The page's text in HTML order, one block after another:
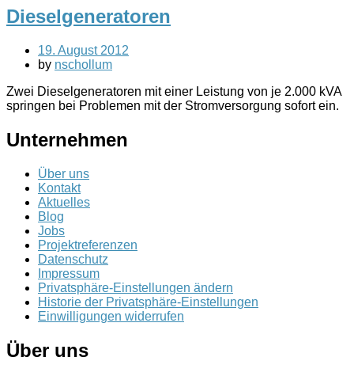
Dieselgeneratoren
19. August 2012
by nschollum
Zwei Dieselgeneratoren mit einer Leistung von je 2.000 kVA
springen bei Problemen mit der Stromversorgung sofort ein.
Unternehmen
Über uns
Kontakt
Aktuelles
Blog
Jobs
Projektreferenzen
Datenschutz
Impressum
Privatsphäre-Einstellungen ändern
Historie der Privatsphäre-Einstellungen
Einwilligungen widerrufen
Über uns